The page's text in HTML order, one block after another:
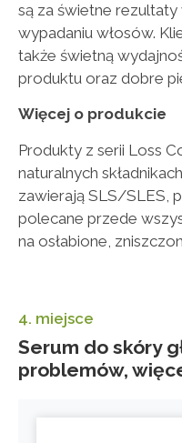
są za świetne
wypadaniu włosów.
także świetną
produktu oraz dobre
Więcej o produkcie
Produkty z serii Loss
naturalnych
zawierają SLS/SLES,
polecane przede
na osłabione,
4. miejsce
Serum do skóry
problemów,